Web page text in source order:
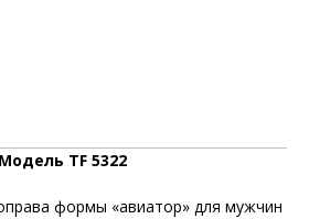
Модель TF 5322
формы «авиатор» для мужчин